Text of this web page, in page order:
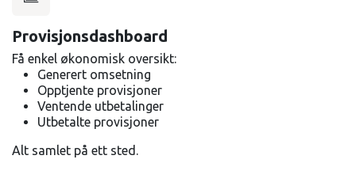
Provisjonsdashboard
Få enkel økonomisk oversikt:
Generert omsetning
Opptjente provisjoner
Ventende utbetalinger
Utbetalte provisjoner
Alt samlet på ett sted.